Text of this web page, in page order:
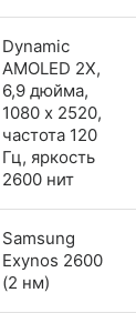
Dynamic
AMOLED 2X,
6,9 дюйма,
1080 x 2520,
частота 120
Гц, яркость
2600 нит
Samsung
Exynos 2600
(2 нм)